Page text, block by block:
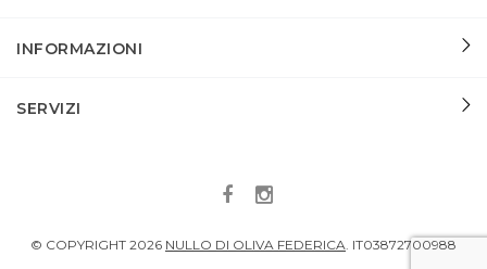
INFORMAZIONI
SERVIZI
© COPYRIGHT 2026 NULLO DI OLIVA FEDERICA. IT03872700988